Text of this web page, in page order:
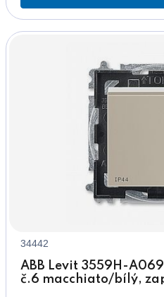
34442
ABB Levit 3559H-
č.6 macchiato/bílý,